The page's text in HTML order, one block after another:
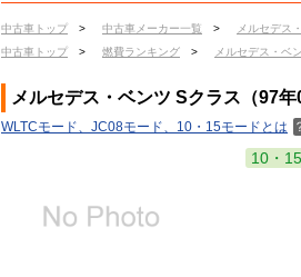
中古車トップ > 中古車メーカー一覧 > メルセデス
中古車トップ
> 燃費ランキング > メルセデス・ベ
メルセデス・ベンツ Sクラス（97
WLTCモード、JC08モード、10・15モードとは
10・15